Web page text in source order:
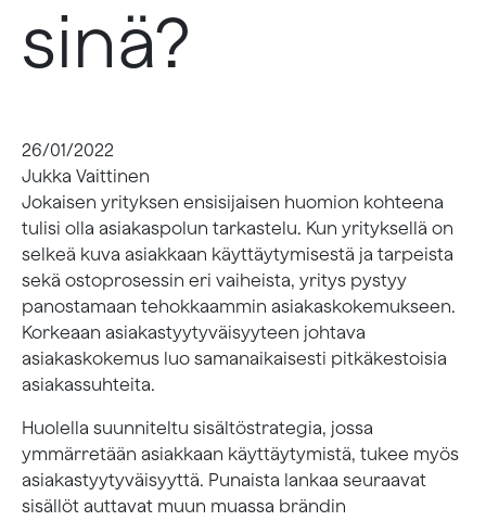
sinä?
26/01/2022
Jukka Vaittinen
Jokaisen yrityksen ensisijaisen huomion kohteena
tulisi olla asiakaspolun tarkastelu. Kun yrityksellä on
selkeä kuva asiakkaan käyttäytymisestä ja tarpeista
sekä ostoprosessin eri vaiheista, yritys pystyy
panostamaan tehokkaammin asiakaskokemukseen.
Korkeaan asiakastyytyväisyyteen johtava
asiakaskokemus luo samanaikaisesti pitkäkestoisia
asiakassuhteita.
Huolella suunniteltu sisältöstrategia, jossa
ymmärretään asiakkaan käyttäytymistä, tukee myös
asiakastyytyväisyyttä. Punaista lankaa seuraavat
sisällöt auttavat muun muassa brändin